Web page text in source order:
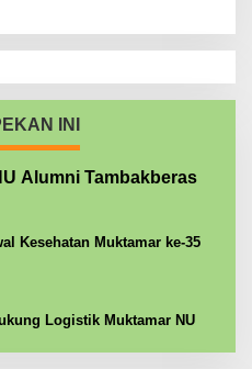
INI
Alumni Tambakberas
Kesehatan Muktamar ke-35
Logistik Muktamar NU